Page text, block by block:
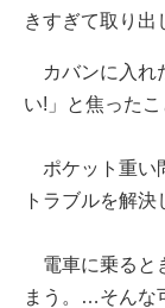
きすぎて取り出
カバンに入れ
い!」と焦った
ポケット重い
トラブルを解決
電車に乗ると
まう。…そんな